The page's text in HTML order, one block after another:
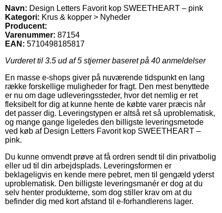
Navn: Design Letters Favorit kop SWEETHEART – pink
Kategori: Krus & kopper > Nyheder
Producent:
Varenummer: 87154
EAN: 5710498185817
Vurderet til 3.5 ud af 5 stjerner baseret på 40 anmeldelser
En masse e-shops giver på nuværende tidspunkt en lang
række forskellige muligheder for fragt. Den mest benyttede
er nu om dage udleveringssteder, hvor det nemlig er ret
fleksibelt for dig at kunne hente de købte varer præcis når
det passer dig. Leveringstypen er altså ret så uproblematisk,
og mange gange ligeledes den billigste leveringsmetode
ved køb af Design Letters Favorit kop SWEETHEART –
pink.
Du kunne omvendt prøve at få ordren sendt til din privatbolig
eller ud til din arbejdsplads. Leveringsformen er
beklageligvis en kende mere pebret, men til gengæld yderst
uproblematisk. Den billigste leveringsmanér er dog at du
selv henter produkterne, som dog stiller krav om at du
befinder dig med kort afstand til e-forhandlerens lager.